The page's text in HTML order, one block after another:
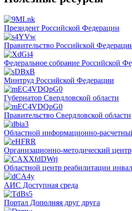
Президент Российской Федерации
Правительство Российской
Федеральное собрание Российской
Минтруд Российской Федерации
Губернатор Свердловской области
Правительство Свердловской области
Областной информационно-
Организационно-методический центр
Областной центр реабилитации
АИС Доступная среда
Портал Дополняя друг друга